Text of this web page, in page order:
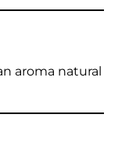
aroma natural